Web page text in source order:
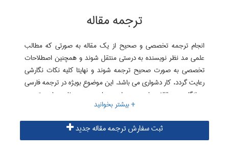
ترجمه مقاله
انجام ترجمه تخصصی و صحیح از یک مقاله به صورتی که مطالب
علمی مد نظر نویسنده به درستی منتقل شوند و همچنین اصطلاحات
تخصصی به صورت صحیح ترجمه شوند و نهایتا کلیه نکات نگارشی
رعایت گردد، کار دشواری می باشد. این موضوع بویژه در ترجمه فارسی
به انگلیسی مقالات، اهمیت بیشتری دارد. بدین منظور سایت ترجمه
البرز جهت ترجمه فارسی به انگلیسی از مترجمان مجرب که تجربه لازم
در زمینه نگارش، ترجمه و ویرایش مقالات علمی را دارا می باشند، بهره
می جوید تا حاصل کار ترجمه ای تخصصی، علمی و مفهومی باشد.
اطلاعات بیشتر در زمینه ترجمه مقاله
ثبت سفارش ترجمه مقاله جدید